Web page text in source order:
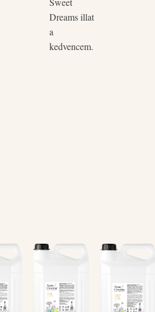
Dreams illat
a
kedvencem.